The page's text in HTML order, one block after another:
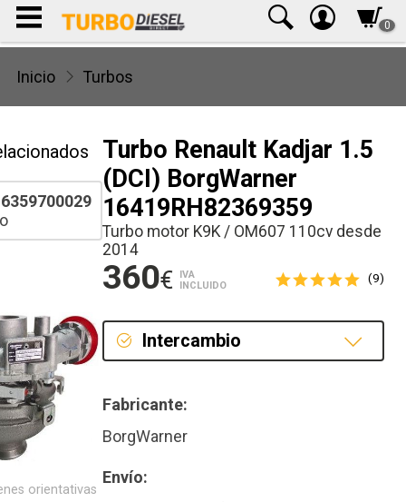
0
Inicio Turbos
Turbo Renault Kadjar 1.5
(DCI) BorgWarner
16419RH82369359
Turbo motor K9K / OM607 110cv desde
2014
360€
IVA
INCLUIDO
(9)
Intercambio
Reconstrucción
Fabricante:
BorgWarner
Envío:
orientativas